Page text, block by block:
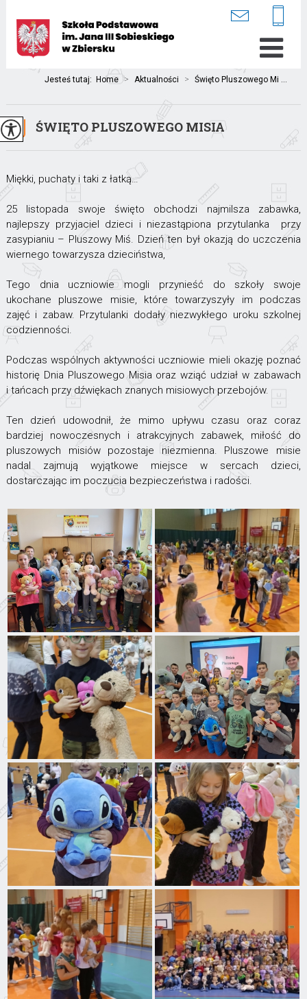
Jesteś tutaj: Home > Aktualności > Święto Pluszowego Mi ...
ŚWIĘTO PLUSZOWEGO MISIA
Miękki, puchaty i taki z łatką…
25 listopada swoje święto obchodzi najmilsza zabawka,
najlepszy przyjaciel dzieci i niezastąpiona przytulanka przy
zasypianiu – Pluszowy Miś. Dzień ten był okazją do uczczenia
wiernego towarzysza dzieciństwa,
Tego dnia uczniowie mogli przynieść do szkoły swoje
ukochane pluszowe misie, które towarzyszyły im podczas
zajęć i zabaw. Przytulanki dodały niezwykłego uroku szkolnej
codzienności.
Podczas wspólnych aktywności uczniowie mieli okazję poznać
historię Dnia Pluszowego Misia oraz wziąć udział w zabawach
i tańcach przy dźwiękach znanych misiowych przebojów.
Ten dzień udowodnił, że mimo upływu czasu oraz coraz
bardziej nowoczesnych i atrakcyjnych zabawek, miłość do
pluszowych misiów pozostaje niezmienna. Pluszowe misie
nadal zajmują wyjątkowe miejsce w sercach dzieci,
dostarczając im poczucia bezpieczeństwa i radości.